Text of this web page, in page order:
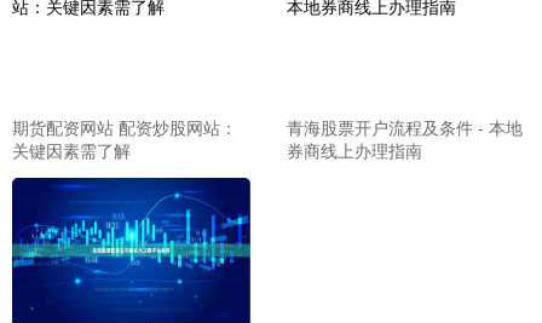
期货配资网站 配资炒股网站：
关键因素需了解
青海股票开户流程及条件 - 本地
券商线上办理指南